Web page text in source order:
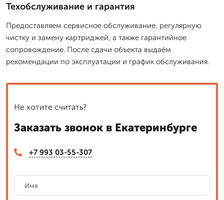
Техобслуживание и гарантия
Предоставляем сервисное обслуживание, регулярную
чистку и замену картриджей, а также гарантийное
сопровождение. После сдачи объекта выдаём
рекомендации по эксплуатации и график обслуживания.
Не хотите считать?
Заказать звонок в Екатеринбурге
+7 993 03-55-307